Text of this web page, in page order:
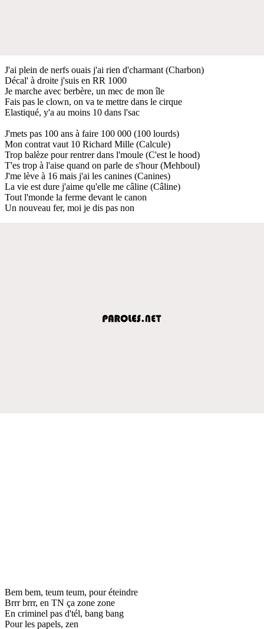
J'ai plein de nerfs ouais j'ai rien d'charmant (Charbon)
Décal' à droite j'suis en RR 1000
Je marche avec berbère, un mec de mon île
Fais pas le clown, on va te mettre dans le cirque
Elastiqué, y'a au moins 10 dans l'sac
J'mets pas 100 ans à faire 100 000 (100 lourds)
Mon contrat vaut 10 Richard Mille (Calcule)
Trop balèze pour rentrer dans l'moule (C'est le hood)
T'es trop à l'aise quand on parle de s'hour (Mehboul)
J'me lève à 16 mais j'ai les canines (Canines)
La vie est dure j'aime qu'elle me câline (Câline)
Tout l'monde la ferme devant le canon
Un nouveau fer, moi je dis pas non
Bem bem, teum teum, pour éteindre
Brrr brrr, en TN ça zone zone
En criminel pas d'tél, bang bang
Pour les papels, zen